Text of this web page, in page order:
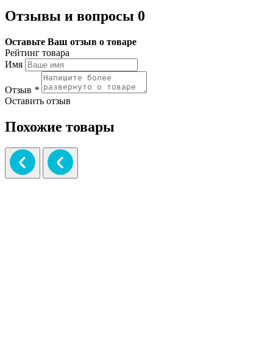
Отзывы и вопросы 0
Оставьте Ваш отзыв о товаре
Рейтинг товара
Имя
Отзыв *
Оставить отзыв
Похожие товары